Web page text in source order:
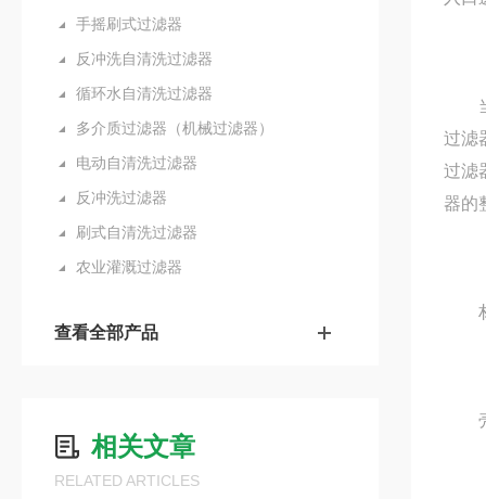
手摇刷式过滤器
反冲洗自清洗过滤器
循环水自清洗过滤器
多介质过滤器（机械过滤器）
电动自清洗过滤器
反冲洗过滤器
刷式自清洗过滤器
农业灌溉过滤器
查看全部产品
相关文章
RELATED ARTICLES
当
过滤
过滤
器的
材
壳